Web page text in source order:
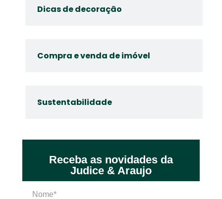
Dicas de decoração
Compra e venda de imóvel
Sustentabilidade
Receba as novidades da
Judice & Araujo
Nome*